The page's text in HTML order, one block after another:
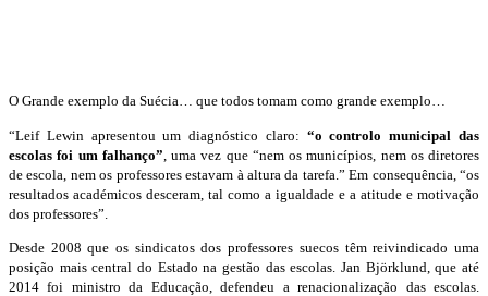
O Grande exemplo da Suécia… que todos tomam como grande exemplo…
“Leif Lewin apresentou um diagnóstico claro: “o controlo municipal das
escolas foi um falhanço” , uma vez que “nem os municípios, nem os diretores
de escola, nem os professores estavam à altura da tarefa.” Em consequência, “os
resultados académicos desceram, tal como a igualdade e a atitude e motivação
dos professores”.
Desde 2008 que os sindicatos dos professores suecos têm reivindicado uma
posição mais central do Estado na gestão das escolas. Jan Björklund, que até
2014 foi ministro da Educação, defendeu a renacionalização das escolas.